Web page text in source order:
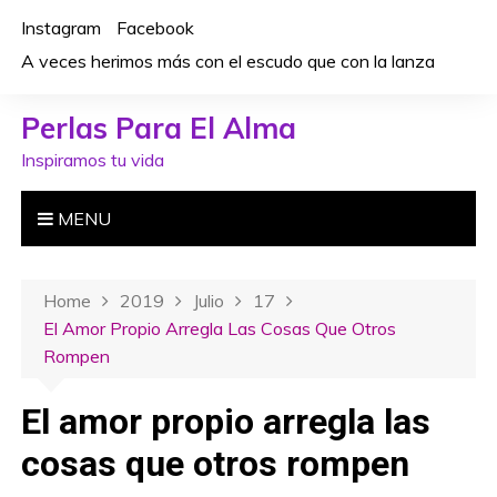
Instagram
Facebook
A veces herimos más con el escudo que con la lanza
Perlas Para El Alma
Inspiramos tu vida
MENU
Home 2019 Julio
17
El Amor Propio Arregla Las Cosas Que Otros
Rompen
El amor propio arregla las
cosas que otros rompen